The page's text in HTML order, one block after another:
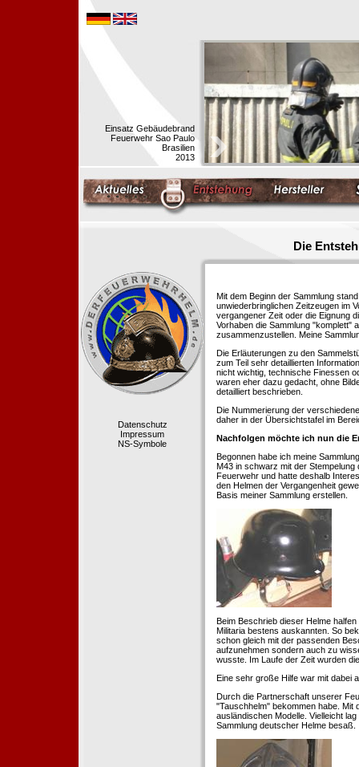
Einsatz Gebäudebrand
Feuerwehr Sao Paulo
Brasilien
2013
Die
Datenschutz
Impressum
NS-Symbole
Mit dem Beginn der Sammlung
unwiederbringlichen Zeitzeugen im
vergangener Zeit oder die Eignung
Vorhaben die Sammlung "komplett"
zusammenzustellen. Meine
Die Erläuterungen zu den
zum Teil sehr detaillierten
nicht wichtig, technische Finessen
waren eher dazu gedacht, ohne
detailliert beschrieben.
Die Nummerierung der
daher in der Übersichtstafel im
Nachfolgen möchte ich nun die
Begonnen habe ich meine
M43 in schwarz mit der Stempelung
Feuerwehr und hatte deshalb
den Helmen der Vergangenheit
Basis meiner Sammlung erstellen.
Beim Beschrieb dieser Helme
Militaria bestens auskannten. So
schon gleich mit der passenden
aufzunehmen sondern auch zu
wusste. Im Laufe der Zeit wurden
Eine sehr große Hilfe war mit dabei
Durch die Partnerschaft unserer
"Tauschhelm" bekommen habe. Mit
ausländischen Modelle. Vielleicht
Sammlung deutscher Helme besaß.